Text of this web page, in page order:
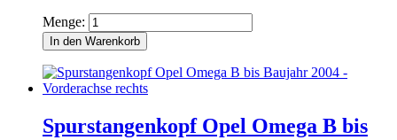
Menge:
In den Warenkorb
Spurstangenkopf Opel Omega B bis